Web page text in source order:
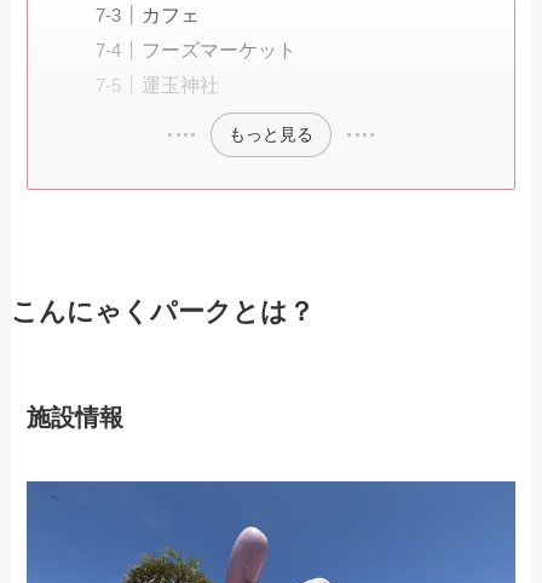
カフェ
フーズマーケット
運玉神社
もっと見る
こんにゃくパークとは？
施設情報